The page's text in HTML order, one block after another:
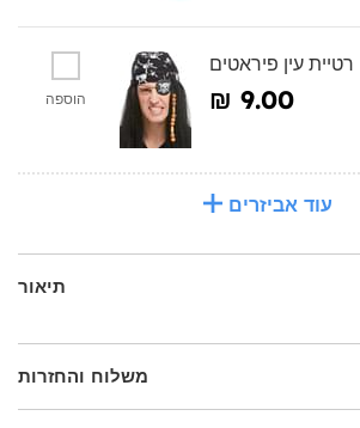
הוספה
רטיית עין פיראטים
₪‎ 9.00
עוד אביזרים
תיאור
משלוח והחזרות